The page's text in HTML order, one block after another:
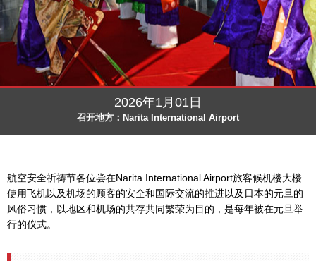
2026年1月01日
召开地方：Narita International Airport
航空安全祈祷节各位尝在Narita International Airport旅客候机楼大楼
使用飞机以及机场的顾客的安全和国际交流的推进以及日本的元旦的
风俗习惯，以地区和机场的共存共同繁荣为目的，是每年被在元旦举
行的仪式。